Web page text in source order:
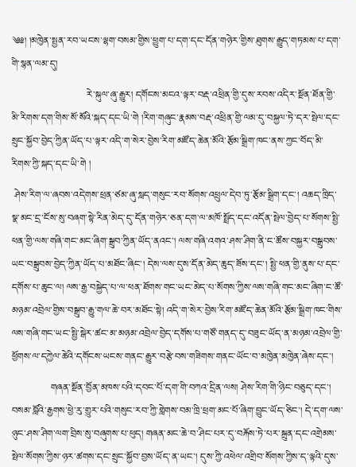
༄༅། །མཁྱེན་སྤྱན་རབ་ཡངས་ལྷག་བསམ་གྱིས་ཕྱུག་པ་དག་དང་དོན་གཉེར་གྱིས་ཐུགས་རྒྱུད་གཏམས་པ་དག་
གི་སྙན་ལམ་དུ།
རེ་སྐུལ་ཞུ་རྒྱུར། དགོངས་མངའ་ལྟར་བརྡ་འཕྲིན་གྱི་དུས་རབས་འདིར་སྔོན་ཐོན་གྱི་
མི་རིགས་དག་གིས་སོ་སོའི་སྐད་དང་ཡི་གེ །རིག་གཞུང་རྣམས་བརྡ་འཕྲིན་གྱི་ལམ་དུ་བསྐྱལ་ཏེ་དར་སྤེལ་དང་
སྲུང་སྐྱོབ་བྱེད་ཀྱིན་ཡོད་པ་ལྟར་འདི་ག་སེར་བྱེས་རིག་མཛོད་ཆེན་མོའི་རྩོམ་སྒྲིག་ཁང་ནས་ཀྱང་བོད་མི་
རིགས་ཀྱི་སྐད་དང་ཡི་གེ །
ཤེས་རིག་ལ་ཞབས་འདེགས་ཕྲན་ཙམ་ཞུ་སླད་གསུང་རབ་སོགས་འཕྲུལ་དེབ་ཏུ་རྩོམ་སྒྲིག་དང་། འཆད་ཁྲིད་
སྣ་མང་དྲ་ངོས་སུ་བཞག་སྟེ་རིན་མེད་དུ་དོན་གཉེར་ཅན་དག་ལ་མཁོ་སྤྲོད་དང་འདོན་སྤེལ་བྱེད་པ་སོགས་སྤྱི་
ཕན་གྱི་ལས་གཞི་གང་མང་ཞིག་སྒྲུབ་ཀྱིན་ཡོད་ནའང་། ལས་གཞི་འགའ་ཤས་ཤིག་ནི་ང་ཚོས་བསྐྱར་བསྒྲུབས་
ཡང་བསྒྲུབས་བྱེད་ཀྱིན་ཡོད་པ་མཐོང་ཞིང་། དེས་ལས་དུས་དོན་མེད་ཆུད་ཟོས་དང་། སྤྱི་ཕན་གྱི་ནུས་པ་དང་
དགོས་པ་ཆུང་ལ། ལས་རྒྱ་བསྐྱེད་པ་ལ་ཕན་ཐོགས་གང་ཡང་མེད་པ་སོགས་ཀྱིས་ལས་གཞི་གང་མང་ཞིག་ང་ཚོ་
མཉམ་འབྲེལ་གྱིས་བསྒྲུབ་རྒྱུ་གལ་ཆེ་བར་མཐོང་སྟེ། འདི་ག་སེར་བྱེས་རིག་མཛོད་ཆེན་མོའི་རྩོམ་སྒྲིག་ཁང་གིས་
ལས་གཞི་གང་ཡང་སྤྱི་སྒེར་ཚང་མ་མཉམ་འབྲེལ་བྱེད་དགོས་པ་གཙོ་གནད་དུ་བཟུང་ཡོད་ན་མཉམ་འབྲེལ་གྱི་
ཕྱོགས་ལ་དཀྱེལ་ཆེའི་དགོངས་ཡངས་གནང་རྒྱུར་བརྩེ་བས་གཟིགས་གནང་ཡོང་བ་མཁྱེན་མཁྱེན་ཞེས་དང་།
གཞན་སྔོན་བྱོན་མཁས་པའི་དབང་པོ་དག་གི་བཀའ་དྲིན་ལས། ཤེས་རིག་གི་ཉིང་བཅུད་དང་།
བསམ་བློའི་རྒྱགས་ཕྱེ་རུ་གྱུར་པའི་གསུང་རབ་ཀྱི་གླེགས་བམ་ཁྲི་ཕྲག་མང་པོ་ཞིག་བྱུང་ཡོད་ཅིང་། དེ་དག་ལས་
ཉུང་ཤས་ཤིག་ལག་བྲིས་སུ་བཞུགས་པ་ཕུད། གཞན་མང་ཆེ་བ་ཤིང་པར་དུ་བརྐོས་ཏེ་པར་སྐྲུན་དང་འགྲེམས་
སྤེལ་སོགས་ཀྱིས་ཉར་ཚགས་དང་སྲུང་སྐྱོབ་བྱས་ཡོད་ན་ཡང་། དུས་ཀྱི་འཕེལ་འགྲིབ་སོགས་ཀྱིས་ད་ལྟའི་དུས་